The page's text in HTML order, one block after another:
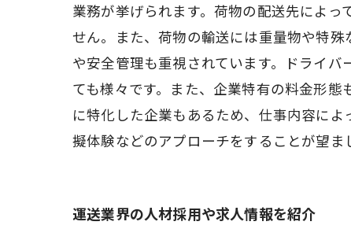
業務が挙げられます。荷物の配送先によ
せん。また、荷物の輸送には重量物や特
や安全管理も重視されています。ドライ
ても様々です。また、企業特有の料金形
に特化した企業もあるため、仕事内容に
擬体験などのアプローチをすることが望ま
運送業界の人材採用や求人情報を紹介